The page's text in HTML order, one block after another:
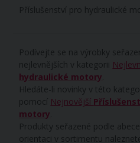
Příslušenství pro hydraulické
Podívejte se na výrobky
nejlevnějších v kategorii
hydraulické motory
Hledáte-li novinky v této
pomocí Nejnovější
motory
Produkty seřazené podle
orientaci v sortimentu